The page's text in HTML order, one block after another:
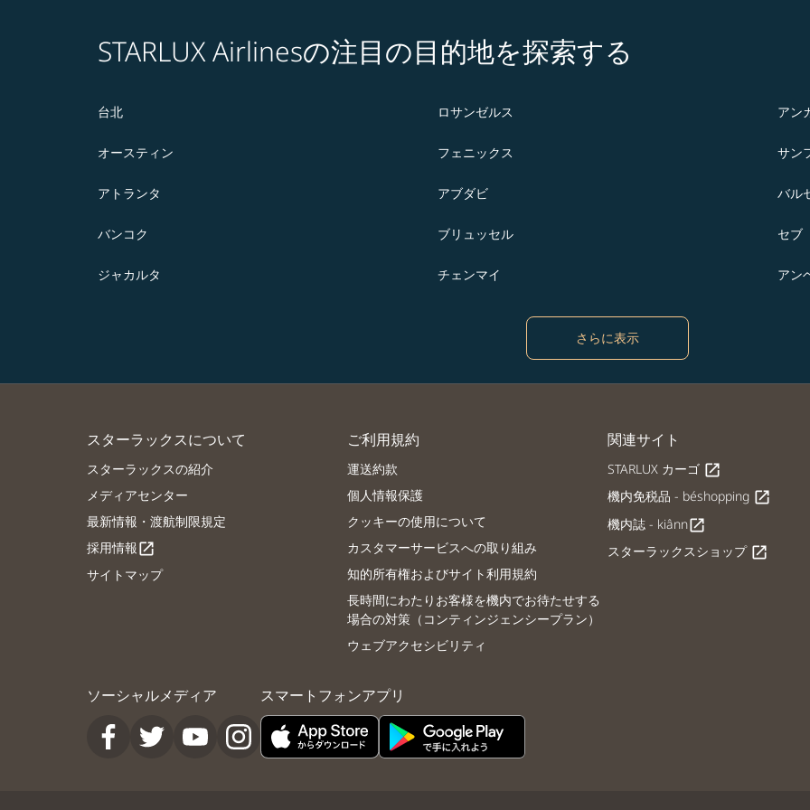
STARLUX Airlinesの注目の目的地を探索する
台北 ロサンゼルス アン
オースティン フェニックス サン
アトランタ アブダビ バル
バンコク ブリュッセル セブ
ジャカルタ チェンマイ アン
さらに表示
スターラックスについて
スターラックスの紹介
メディアセンター
最新情報・渡航制限規定
採用情報open_in_new
サイトマップ
ご利用規約
運送約款
個人情報保護
クッキーの使用について
カスタマーサービスへの取り組み
知的所有権およびサイト利用規約
長時間にわたりお客様を機内でお待たせする
場合の対策（コンティンジェンシープラン）
ウェブアクセシビリティ
関連サイト
STARLUX カーゴ open_in_new
機内免税品 - béshopping open_in_new
機内誌 - kiânnopen_in_new
スターラックスショップ open_in_new
ソーシャルメディア スマートフォンアプリ